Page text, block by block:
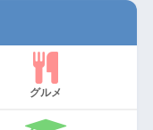
グルメ